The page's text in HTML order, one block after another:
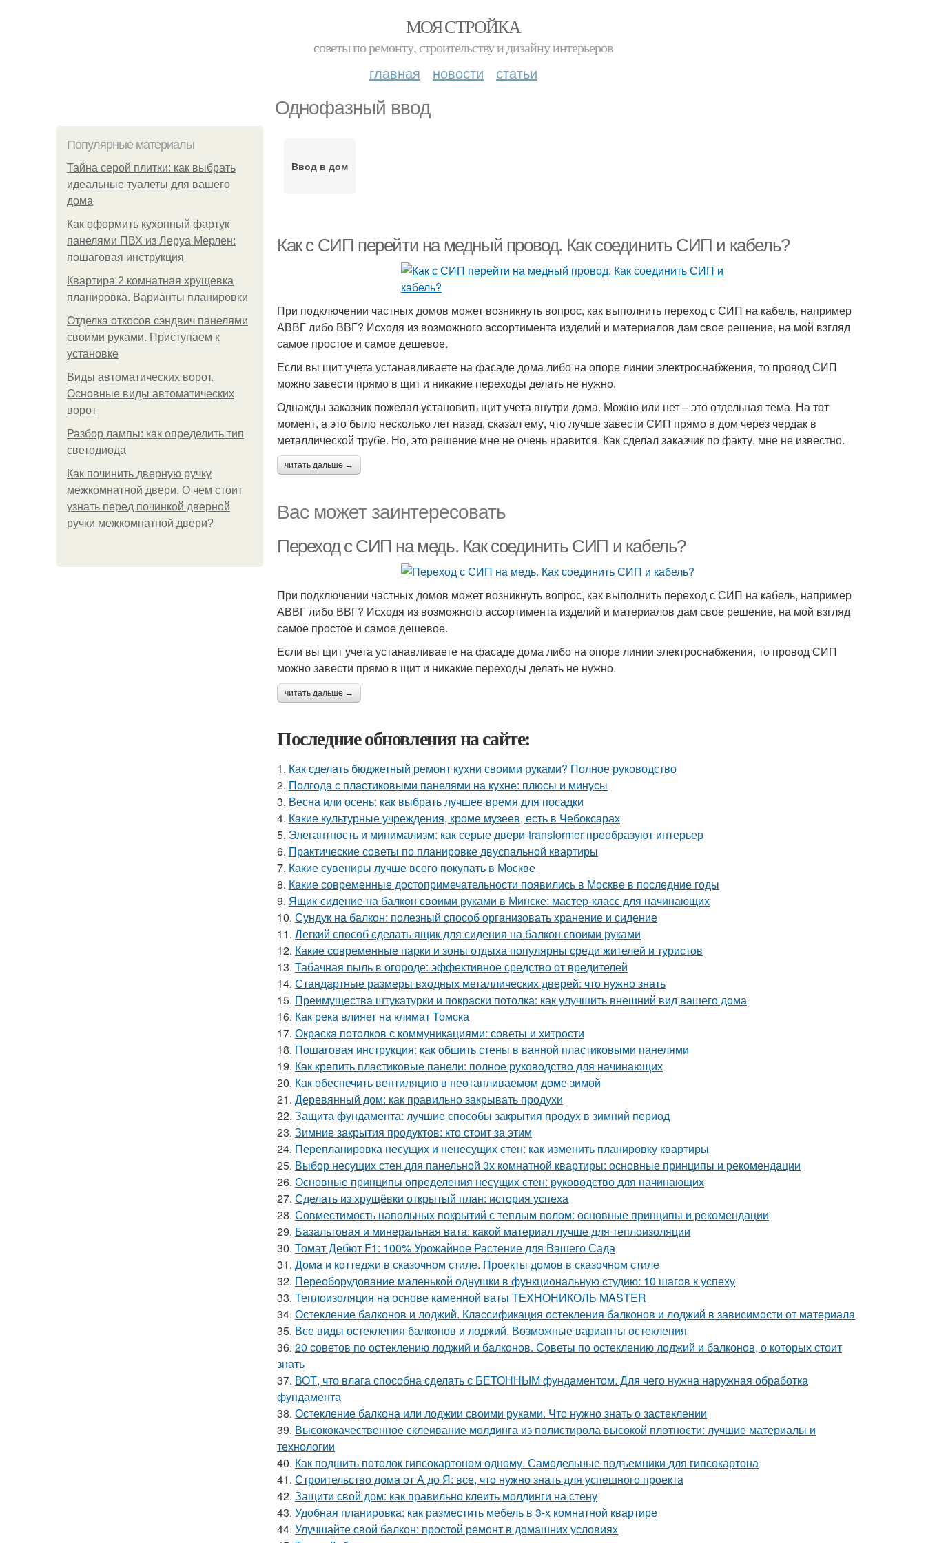
МОЯ СТРОЙКА
советы по ремонту, строительству и дизайну интерьеров
главная новости статьи
Однофазный ввод
Популярные материалы
Тайна серой плитки: как выбрать
идеальные туалеты для вашего
дома
Как оформить кухонный фартук
панелями ПВХ из Леруа Мерлен:
пошаговая инструкция
Квартира 2 комнатная хрущевка
планировка. Варианты планировки
Отделка откосов сэндвич панелями
своими руками. Приступаем к
установке
Виды автоматических ворот.
Основные виды автоматических
ворот
Разбор лампы: как определить тип
светодиода
Как починить дверную ручку
межкомнатной двери. О чем стоит
узнать перед починкой дверной
ручки межкомнатной двери?
Ввод в дом
Как с СИП перейти на медный провод. Как соединить СИП и кабель?
При подключении частных домов может возникнуть вопрос, как выполнить переход с СИП на кабель, например
АВВГ либо ВВГ? Исходя из возможного ассортимента изделий и материалов дам свое решение, на мой взгляд
самое простое и самое дешевое.
Если вы щит учета устанавливаете на фасаде дома либо на опоре линии электроснабжения, то провод СИП
можно завести прямо в щит и никакие переходы делать не нужно.
Однажды заказчик пожелал установить щит учета внутри дома. Можно или нет – это отдельная тема. На тот
момент, а это было несколько лет назад, сказал ему, что лучше завести СИП прямо в дом через чердак в
металлической трубе. Но, это решение мне не очень нравится. Как сделал заказчик по факту, мне не известно.
читать дальше →
Вас может заинтересовать
Переход с СИП на медь. Как соединить СИП и кабель?
При подключении частных домов может возникнуть вопрос, как выполнить переход с СИП на кабель, например
АВВГ либо ВВГ? Исходя из возможного ассортимента изделий и материалов дам свое решение, на мой взгляд
самое простое и самое дешевое.
Если вы щит учета устанавливаете на фасаде дома либо на опоре линии электроснабжения, то провод СИП
можно завести прямо в щит и никакие переходы делать не нужно.
читать дальше →
Последние обновления на сайте:
1. Как сделать бюджетный ремонт кухни своими руками? Полное руководство
2. Полгода с пластиковыми панелями на кухне: плюсы и минусы
3. Весна или осень: как выбрать лучшее время для посадки
4. Какие культурные учреждения, кроме музеев, есть в Чебоксарах
5. Элегантность и минимализм: как серые двери-transformer преобразуют интерьер
6. Практические советы по планировке двуспальной квартиры
7. Какие сувениры лучше всего покупать в Москве
8. Какие современные достопримечательности появились в Москве в последние годы
9. Ящик-сидение на балкон своими руками в Минске: мастер-класс для начинающих
10. Сундук на балкон: полезный способ организовать хранение и сидение
11. Легкий способ сделать ящик для сидения на балкон своими руками
12. Какие современные парки и зоны отдыха популярны среди жителей и туристов
13. Табачная пыль в огороде: эффективное средство от вредителей
14. Стандартные размеры входных металлических дверей: что нужно знать
15. Преимущества штукатурки и покраски потолка: как улучшить внешний вид вашего дома
16. Как река влияет на климат Томска
17. Окраска потолков с коммуникациями: советы и хитрости
18. Пошаговая инструкция: как обшить стены в ванной пластиковыми панелями
19. Как крепить пластиковые панели: полное руководство для начинающих
20. Как обеспечить вентиляцию в неотапливаемом доме зимой
21. Деревянный дом: как правильно закрывать продухи
22. Защита фундамента: лучшие способы закрытия продух в зимний период
23. Зимние закрытия продуктов: кто стоит за этим
24. Перепланировка несущих и ненесущих стен: как изменить планировку квартиры
25. Выбор несущих стен для панельной 3х комнатной квартиры: основные принципы и рекомендации
26. Основные принципы определения несущих стен: руководство для начинающих
27. Сделать из хрущёвки открытый план: история успеха
28. Совместимость напольных покрытий с теплым полом: основные принципы и рекомендации
29. Базальтовая и минеральная вата: какой материал лучше для теплоизоляции
30. Томат Дебют F1: 100% Урожайное Растение для Вашего Сада
31. Дома и коттеджи в сказочном стиле. Проекты домов в сказочном стиле
32. Переоборудование маленькой однушки в функциональную студию: 10 шагов к успеху
33. Теплоизоляция на основе каменной ваты ТЕХНОНИКОЛЬ MASTER
34. Остекление балконов и лоджий. Классификация остекления балконов и лоджий в зависимости от материала
35. Все виды остекления балконов и лоджий. Возможные варианты остекления
36. 20 советов по остеклению лоджий и балконов. Советы по остеклению лоджий и балконов, о которых стоит
знать
37. ВОТ, что влага способна сделать с БЕТОННЫМ фундаментом. Для чего нужна наружная обработка
фундамента
38. Остекление балкона или лоджии своими руками. Что нужно знать о застеклении
39. Высококачественное склеивание молдинга из полистирола высокой плотности: лучшие материалы и
технологии
40. Как подшить потолок гипсокартоном одному. Самодельные подъемники для гипсокартона
41. Строительство дома от А до Я: все, что нужно знать для успешного проекта
42. Защити свой дом: как правильно клеить молдинги на стену
43. Удобная планировка: как разместить мебель в 3-х комнатной квартире
44. Улучшайте свой балкон: простой ремонт в домашних условиях